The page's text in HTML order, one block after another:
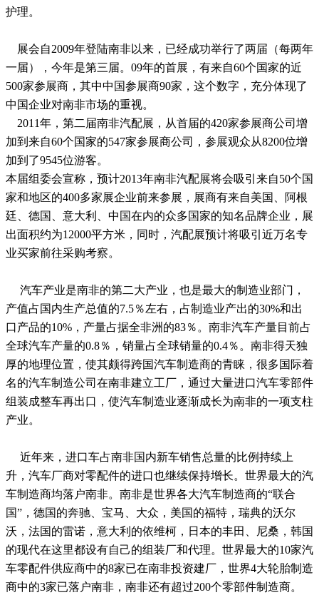
护理。
展会自2009年登陆南非以来，已经成功举行了两届（每两年
一届），今年是第三届。09年的首展，有来自60个国家的近
500家参展商，其中中国参展商90家，这个数字，充分体现了
中国企业对南非市场的重视。
2011年，第二届南非汽配展，从首届的420家参展商公司增
加到来自60个国家的547家参展商公司，参展观众从8200位增
加到了9545位游客。
本届组委会宣称，预计2013年南非汽配展将会吸引来自50个国
家和地区的400多家展企业前来参展，展商有来自美国、阿根
廷、德国、意大利、中国在内的众多国家的知名品牌企业，展
出面积约为12000平方米，同时，汽配展预计将吸引近万名专
业买家前往采购考察。
汽车产业是南非的第二大产业，也是最大的制造业部门，
产值占国内生产总值的7.5％左右，占制造业产出的30%和出
口产品的10%，产量占据全非洲的83％。南非汽车产量目前占
全球汽车产量的0.8％，销量占全球销量的0.4％。南非得天独
厚的地理位置，使其颇得跨国汽车制造商的青睐，很多国际着
名的汽车制造公司在南非建立工厂，通过大量进口汽车零部件
组装成整车再出口，使汽车制造业逐渐成长为南非的一项支柱
产业。
近年来，进口车占南非国内新车销售总量的比例持续上
升，汽车厂商对零配件的进口也继续保持增长。世界最大的汽
车制造商均落户南非。南非是世界各大汽车制造商的“联合
国” ，德国的奔驰、宝马、大众，美国的福特，瑞典的沃尔
沃，法国的雷诺，意大利的依维柯，日本的丰田、尼桑，韩国
的现代在这里都设有自己的组装厂和代理。世界最大的10家汽
车零配件供应商中的8家已在南非投资建厂，世界4大轮胎制造
商中的3家已落户南非，南非还有超过200个零部件制造商。